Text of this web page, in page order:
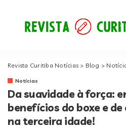
Revista Curitiba Notícias > Blog >
Notícias
Da suavidade à força:
benefícios do boxe e
na terceira idade!